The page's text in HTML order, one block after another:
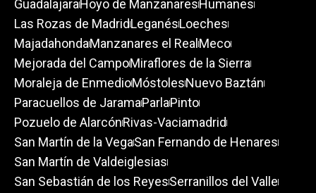
GuadalajaraHoyo de ManzanaresHumanes
Las Rozas de MadridLeganésLoeches
MajadahondaManzanares el Real Meco
Mejorada del CampoMiraflores de la Sierra
Moraleja de EnmedioMóstolesNuevo Baztán
Paracuellos de JaramaParlaPinto
Pozuelo de AlarcónRivas-Vaciamadrid
San Martín de la VegaSan Fernando de Henares
San Martín de Valdeiglesias
San Sebastián de los ReyesSerranillos del Valle